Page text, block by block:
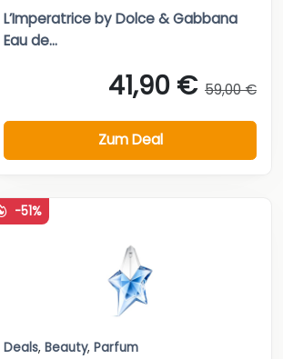
L’Imperatrice by Dolce & Gabbana
Eau de...
41,90 € 59,00 €
Zum Deal
-51%
Deals, Beauty, Parfum